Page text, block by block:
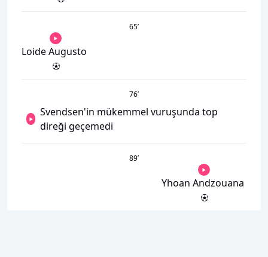
65’
Loide Augusto
76’
Svendsen'in mükemmel vuruşunda top
direği geçemedi
89’
Yhoan Andzouana